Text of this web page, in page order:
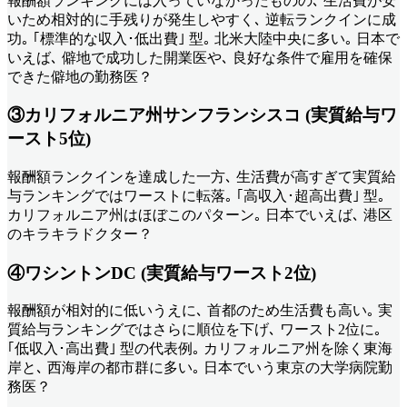
いため相対的に手残りが発生しやすく､ 逆転ランクインに成
功｡ ｢標準的な収入･低出費｣ 型｡ 北米大陸中央に多い｡ 日本で
いえば､ 僻地で成功した開業医や､ 良好な条件で雇用を確保
できた僻地の勤務医？
③カリフォルニア州サンフランシスコ (実質給与ワ
ースト5位)
報酬額ランクインを達成した一方､ 生活費が高すぎて実質給
与ランキングではワーストに転落｡ ｢高収入･超高出費｣ 型｡
カリフォルニア州はほぼこのパターン｡ 日本でいえば､ 港区
のキラキラドクター？
④ワシントンDC (実質給与ワースト2位)
報酬額が相対的に低いうえに､ 首都のため生活費も高い｡ 実
質給与ランキングではさらに順位を下げ､ ワースト2位に｡
｢低収入･高出費｣ 型の代表例｡ カリフォルニア州を除く東海
岸と､ 西海岸の都市群に多い｡ 日本でいう東京の大学病院勤
務医？